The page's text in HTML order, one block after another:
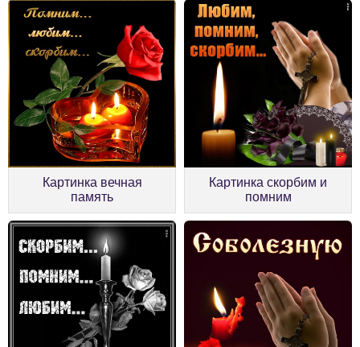
Картинка вечная
память
Картинка скорбим и
помним